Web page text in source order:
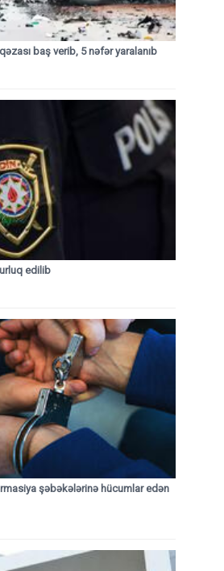
baş verib, 5 nəfər yaralanıb
edilib
şəbəkələrinə hücumlar edən